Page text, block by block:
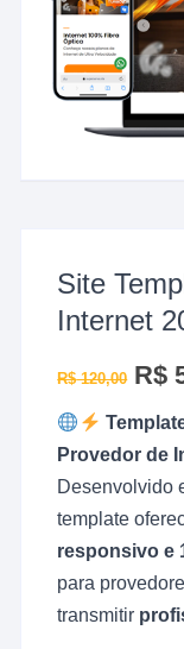
Site
Internet
R$120,00 O
preço
era:
R$
Provedor de
Desenvolvido
template
responsivo e
para
transmitir